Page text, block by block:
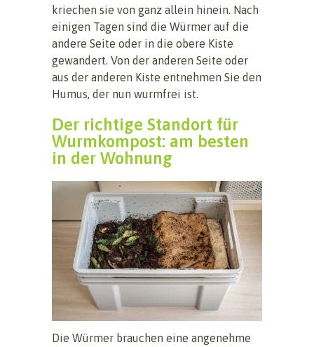
kriechen sie von ganz allein hinein. Nach
einigen Tagen sind die Würmer auf die
andere Seite oder in die obere Kiste
gewandert. Von der anderen Seite oder
aus der anderen Kiste entnehmen Sie den
Humus, der nun wurmfrei ist.
Der richtige Standort für
Wurmkompost: am besten
in der Wohnung
Die Würmer brauchen eine angenehme